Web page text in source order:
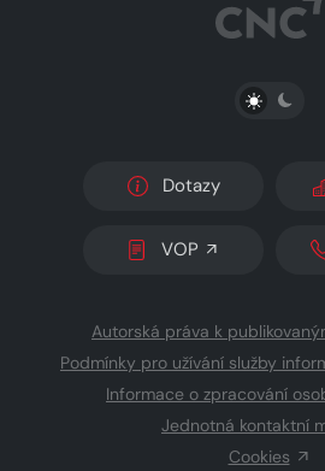
Dotazy
VOP
Autorská práva k
Podmínky pro užívání služby
Informace o zpracování
Jednotná kontaktní
Cookies